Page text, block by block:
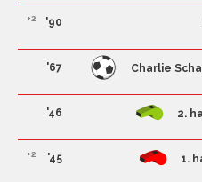
'90
+2
'67
'46 2.
'45
+2 1.